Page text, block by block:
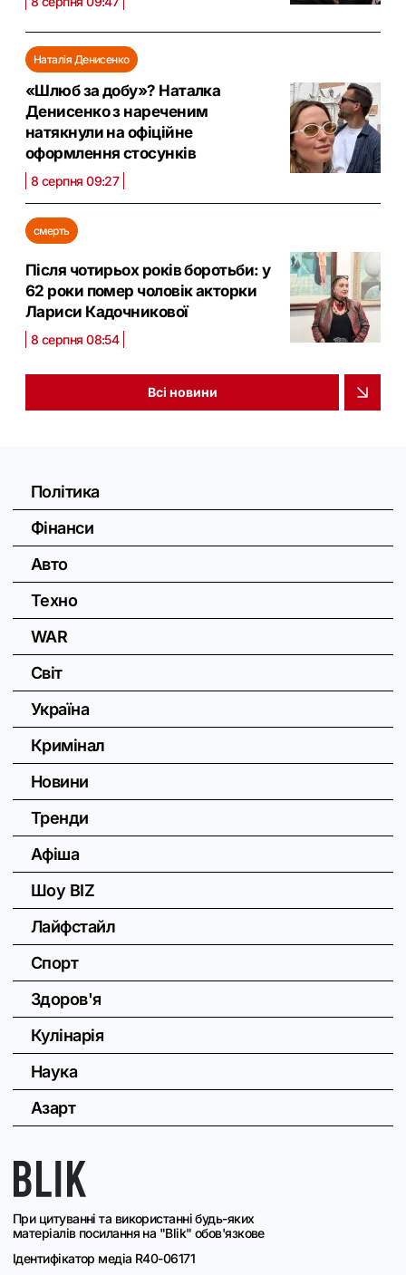
Наталія Денисенко
«Шлюб за добу»? Наталка
Денисенко з нареченим
натякнули на офіційне
оформлення стосунків
8 серпня 09:27
смерть
Після чотирьох років боротьби: у
62 роки помер чоловік акторки
Лариси Кадочникової
8 серпня 08:54
Всі новини
При цитуванні та використанні будь-яких
матеріалів посилання на "Blik" обов'язкове
Ідентифікатор медіа R40-06171
Політика
Фінанси
Авто
Техно
WAR
Світ
Україна
Кримінал
Новини
Тренди
Афіша
Шоу BIZ
Лайфстайл
Спорт
Здоров'я
Кулінарія
Наука
Азарт